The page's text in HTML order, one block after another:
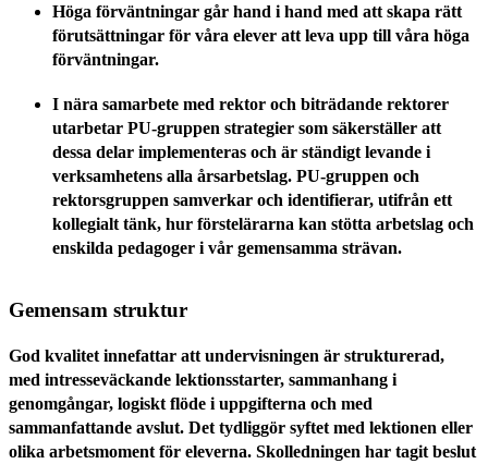
Höga förväntningar går hand i hand med att skapa rätt
förutsättningar för våra elever att leva upp till våra höga
förväntningar.
I nära samarbete med rektor och biträdande rektorer
utarbetar PU-gruppen strategier som säkerställer att
dessa delar implementeras och är ständigt levande i
verksamhetens alla årsarbetslag. PU-gruppen och
rektorsgruppen samverkar och identifierar, utifrån ett
kollegialt tänk, hur förstelärarna kan stötta arbetslag och
enskilda pedagoger i vår gemensamma strävan.
Gemensam struktur
God kvalitet innefattar att undervisningen är strukturerad,
med intresseväckande lektionsstarter, sammanhang i
genomgångar, logiskt flöde i uppgifterna och med
sammanfattande avslut. Det tydliggör syftet med lektionen eller
olika arbetsmoment för eleverna. Skolledningen har tagit beslut